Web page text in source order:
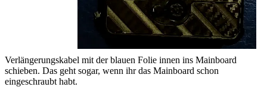
Verlängerungskabel mit der blauen Folie innen ins Mainboard
schieben. Das geht sogar, wenn ihr das Mainboard schon
eingeschraubt habt.